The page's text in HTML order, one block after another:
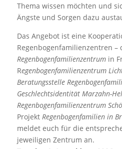
Thema wissen möchten und
Ängste und Sorgen dazu
Das Angebot ist eine
Regenbogenfamilienzentren –
Regenbogenfamilienzentrumin
Regenbogenfamilienzentrum
Beratungsstelle
Geschlechtsidentität Marzahn-
Regenbogenfamilienzentrum
Projekt Regenbogenfamilien in
meldet euch für die
jeweiligen Zentrum an.